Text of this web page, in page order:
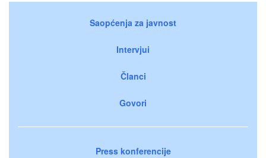
Saopćenja za javnost
Intervjui
Članci
Govori
Press konferencije